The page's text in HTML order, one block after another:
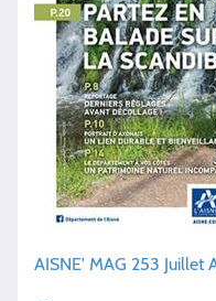
AISNE' MAG 253 Juillet